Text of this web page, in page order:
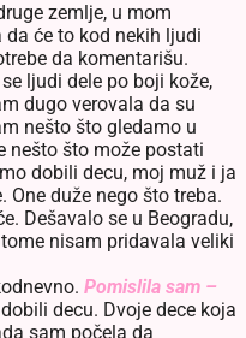
zemlje, u mom
će to kod nekih ljudi
da komentarišu.
ljudi dele po boji kože,
dugo verovala da su
nešto što gledamo u
nešto što može postati
dobili decu, moj muž i ja
duže nego što treba.
Dešavalo se u Beogradu,
nisam pridavala veliki
Pomislila sam –
decu. Dvoje dece koja
sam počela da